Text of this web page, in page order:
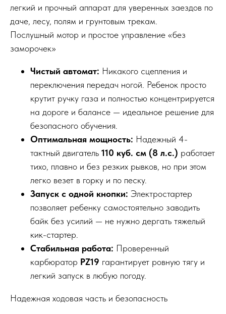
легкий и прочный аппарат для уверенных заездов по
даче, лесу, полям и грунтовым трекам.
Послушный мотор и простое управление «без
заморочек»
Чистый автомат: Никакого сцепления и
переключения передач ногой. Ребенок просто
крутит ручку газа и полностью концентрируется
на дороге и балансе — идеальное решение для
безопасного обучения.
Оптимальная мощность: Надежный 4-
тактный двигатель 110 куб. см (8 л.с.) работает
тихо, плавно и без резких рывков, но при этом
легко везет в горку и по песку.
Запуск с одной кнопки: Электростартер
позволяет ребенку самостоятельно заводить
байк без усилий — не нужно дергать тяжелый
кик-стартер.
Стабильная работа: Проверенный
карбюратор PZ19 гарантирует ровную тягу и
легкий запуск в любую погоду.
Надежная ходовая часть и безопасность